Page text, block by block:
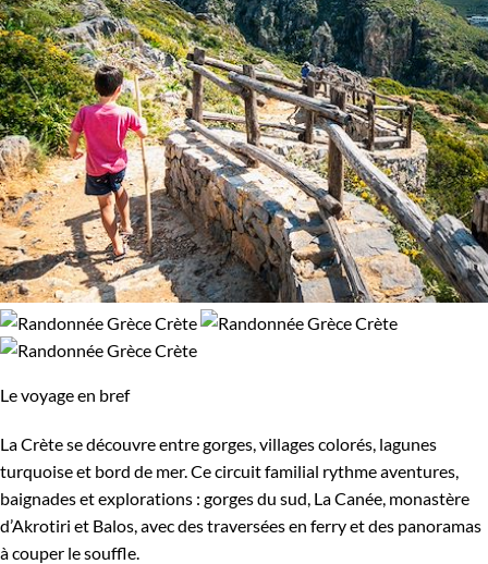
Baignade - SnorkelingCrète
Le voyage en bref
La Crète se découvre entre gorges, villages colorés, lagunes
turquoise et bord de mer. Ce circuit familial rythme aventures,
baignades et explorations : gorges du sud, La Canée, monastère
d’Akrotiri et Balos, avec des traversées en ferry et des panoramas
à couper le souffle.